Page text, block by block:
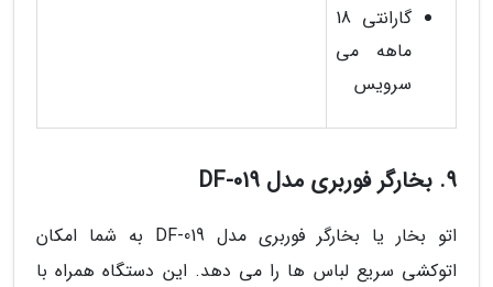
گارانتی 18
ماهه می
سرویس
9. بخارگر فوربری مدل DF-019
اتو بخار یا بخارگر فوربری مدل DF-019 به شما امکان
اتوکشی سریع لباس ها را می دهد. این دستگاه همراه با